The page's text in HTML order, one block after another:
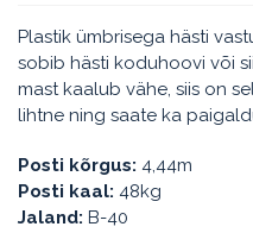
Plastik ümbrisega hästi
sobib hästi koduhoovi või
mast kaalub vähe, siis on
lihtne ning saate ka
Posti kõrgus: 4,44m
Posti kaal: 48kg
Jaland: B-40